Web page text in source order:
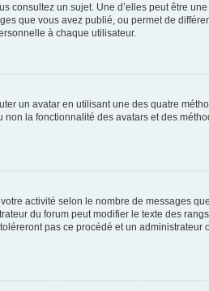
consultez un sujet. Une d’elles peut être
que vous avez publié, ou permet de
à chaque utilisateur.
un avatar en utilisant une des quatre
la fonctionnalité des avatars et des
activité selon le nombre de messages
du forum peut modifier le texte des
pas ce procédé et un